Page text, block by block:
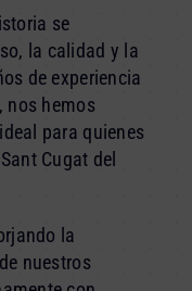
se
la calidad y la
de experiencia
nos hemos
para quienes
Cugat del
la
nuestros